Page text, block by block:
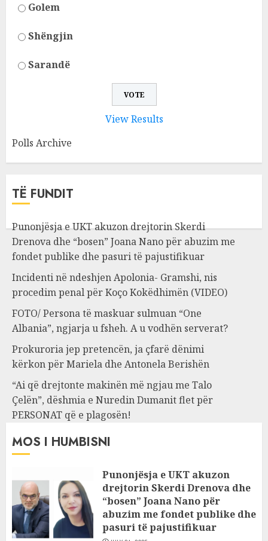
Golem
Shëngjin
Sarandë
View Results
Polls Archive
TË FUNDIT
Punonjësja e UKT akuzon drejtorin Skerdi
Drenova dhe “bosen” Joana Nano për abuzim me
fondet publike dhe pasuri të pajustifikuar
Incidenti në ndeshjen Apolonia- Gramshi, nis
procedim penal për Koço Kokëdhimën (VIDEO)
FOTO/ Persona të maskuar sulmuan “One
Albania”, ngjarja u fsheh. A u vodhën serverat?
Prokuroria jep pretencën, ja çfarë dënimi
kërkon për Mariela dhe Antonela Berishën
“Ai që drejtonte makinën më ngjau me Talo
Çelën”, dëshmia e Nuredin Dumanit flet për
PERSONAT që e plagosën!
MOS I HUMBISNI
Punonjësja e UKT akuzon
drejtorin Skerdi Drenova dhe
“bosen” Joana Nano për
abuzim me fondet publike dhe
pasuri të pajustifikuar